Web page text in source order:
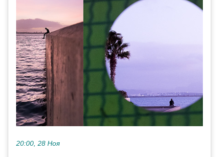
20:00, 28 Ноя